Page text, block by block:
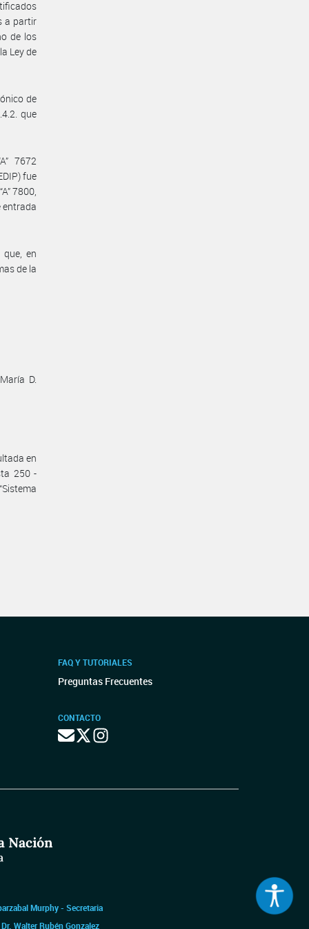
a partir
de los
Ley de
de
que
7672
fue
7800,
entrada
en
de la
D.
en
250 -
FAQ Y TUTORIALES
Preguntas Frecuentes
CONTACTO
Murphy - Secretaria
Dr. Walter Rubén Gonzalez